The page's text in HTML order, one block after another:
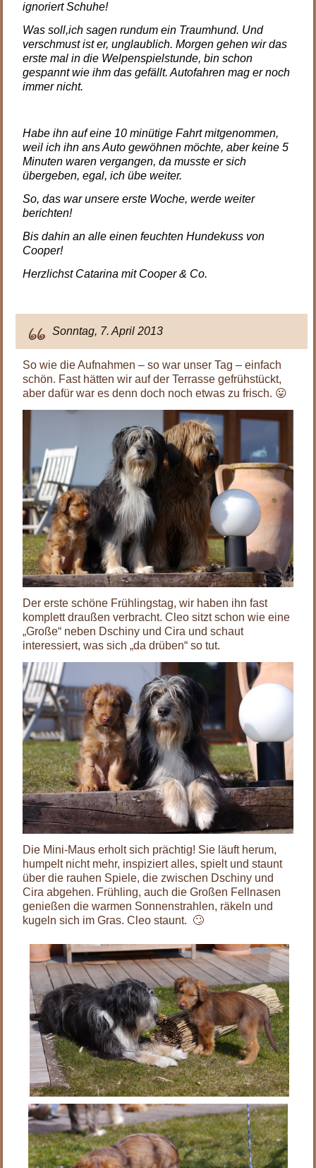
ignoriert Schuhe!
Was soll,ich sagen rundum ein Traumhund. Und
verschmust ist er, unglaublich. Morgen gehen wir das
erste mal in die Welpenspielstunde, bin schon
gespannt wie ihm das gefällt. Autofahren mag er noch
immer nicht.
Habe ihn auf eine 10 minütige Fahrt mitgenommen,
weil ich ihn ans Auto gewöhnen möchte, aber keine 5
Minuten waren vergangen, da musste er sich
übergeben, egal, ich übe weiter.
So, das war unsere erste Woche, werde weiter
berichten!
Bis dahin an alle einen feuchten Hundekuss von
Cooper!
Herzlichst Catarina mit Cooper & Co.
Sonntag, 7. April 2013
So wie die Aufnahmen – so war unser Tag – einfach
schön. Fast hätten wir auf der Terrasse gefrühstückt,
aber dafür war es denn doch noch etwas zu frisch. 😛
Der erste schöne Frühlingstag, wir haben ihn fast
komplett draußen verbracht. Cleo sitzt schon wie eine
„Große“ neben Dschiny und Cira und schaut
interessiert, was sich „da drüben“ so tut.
Die Mini-Maus erholt sich prächtig! Sie läuft herum,
humpelt nicht mehr, inspiziert alles, spielt und staunt
über die rauhen Spiele, die zwischen Dschiny und
Cira abgehen. Frühling, auch die Großen Fellnasen
genießen die warmen Sonnenstrahlen, räkeln und
kugeln sich im Gras. Cleo staunt. 🙄